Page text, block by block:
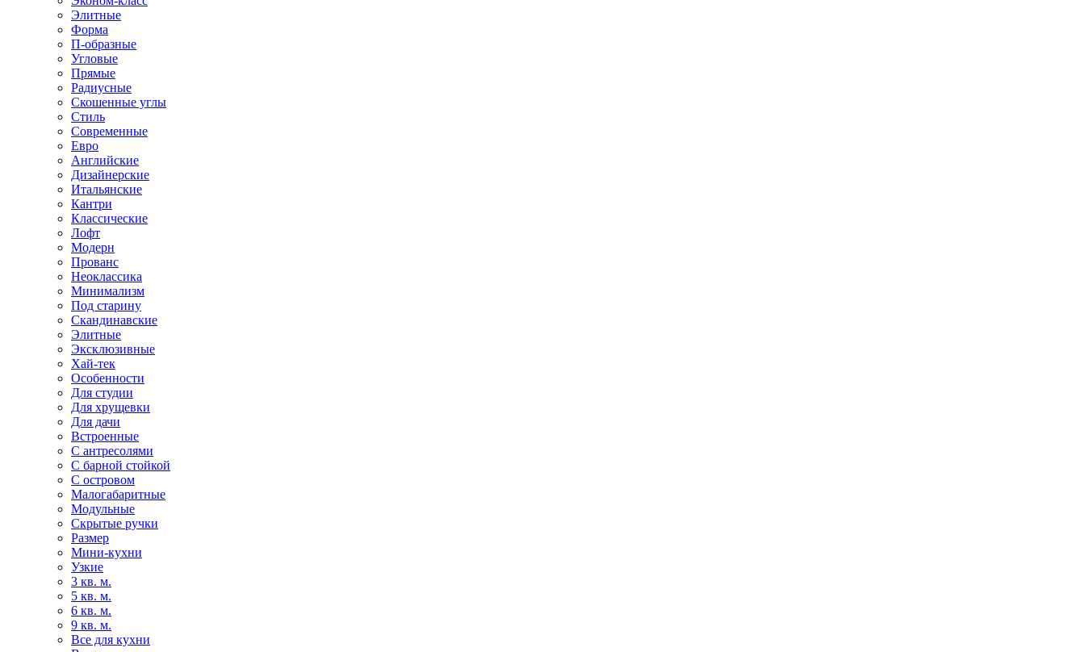
Элитные
Форма
П-образные
Угловые
Прямые
Радиусные
Скошенные углы
Стиль
Современные
Евро
Английские
Дизайнерские
Итальянские
Кантри
Классические
Лофт
Модерн
Прованс
Неоклассика
Минимализм
Под старину
Скандинавские
Элитные
Эксклюзивные
Хай-тек
Особенности
Для студии
Для хрущевки
Для дачи
Встроенные
С антресолями
С барной стойкой
С островом
Малогабаритные
Модульные
Скрытые ручки
Размер
Мини-кухни
Узкие
3 кв. м.
5 кв. м.
6 кв. м.
9 кв. м.
Все для кухни